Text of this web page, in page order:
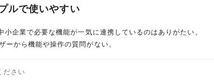
ルで使いやすい
企業で必要な機能が一気に連携しているのはありがたい。
ーから機能や操作の質問がない。
ださい